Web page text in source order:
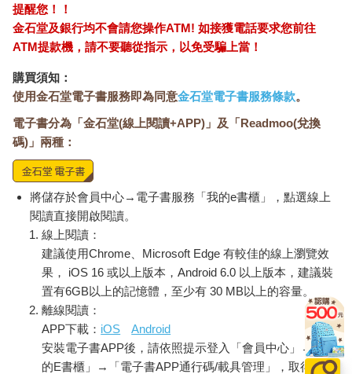
提醒您！！
金石堂及銀行均不會請您操作ATM! 如接獲電話要求您前往
ATM提款機，請不要聽從指示，以免受騙上當！
購買須知：
使用金石堂電子書服務即為同意金石堂電子書服務條款。
電子書分為「金石堂(線上閱讀+APP)」及「Readmoo(兌換
碼)」兩種：
將儲存於會員中心→電子書服務「我的e書櫃」，點選線上
閱讀直接開啟閱讀。
線上閱讀：
建議使用Chrome、Microsoft Edge 有較佳的線上瀏覽效
果， iOS 16 或以上版本，Android 6.0 以上版本，建議裝
置有6GB以上的記憶體，至少有 30 MB以上的容量。
離線閱讀：
APP下載： iOS
Android
安裝電子書APP後，請依照提示登入「會員中心」→「我
的E書櫃」→「電子書APP通行碼/載具管理」，取得通行